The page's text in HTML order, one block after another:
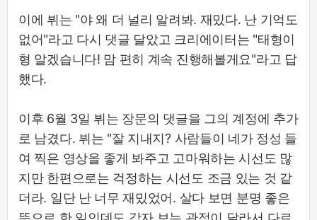
이에 뷔는 "야 왜 더 널리 알려봐. 재밌다. 난 기억도
없어"라고 다시 댓글 달았고 크리에이터는 "태형이
형 알겠습니다! 맘 편히 계속 진행해볼게요"라고 답
했다.
이후 6월 3일 뷔는 장문의 댓글을 그의 계정에 추가
로 남겼다. 뷔는 "잘 지내지? 사람들이 네가 정성 들
여 찍은 영상을 좋게 봐주고 고마워하는 시선도 많
지만 한편으로는 걱정하는 시선도 조금 있는 것 같
더라. 일단 난 너무 재밌었어. 살다 보면 분명 좋은